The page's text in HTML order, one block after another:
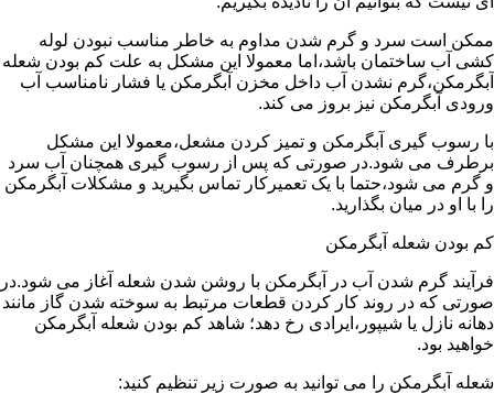
ممکن است سرد و گرم شدن مداوم به خاطر مناسب نبودن لوله
کشی آب ساختمان باشد،اما معمولا این مشکل به علت کم بودن شعله
آبگرمکن،گرم نشدن آب داخل مخزن آبگرمکن یا فشار نامناسب آب
ورودی آبگرمکن نیز بروز می کند.
با رسوب گیری آبگرمکن و تمیز کردن مشعل،معمولا این مشکل
برطرف می شود.در صورتی که پس از رسوب گیری همچنان آب سرد
و گرم می شود،حتما با یک تعمیرکار تماس بگیرید و مشکلات آبگرمکن
را با او در میان بگذارید.
کم بودن شعله آبگرمکن
فرآیند گرم شدن آب در آبگرمکن با روشن شدن شعله آغاز می شود.در
صورتی که در روند کار کردن قطعات مرتبط به سوخته شدن گاز مانند
دهانه نازل یا شیپور،ایرادی رخ دهد؛ شاهد کم بودن شعله آبگرمکن
خواهید بود.
شعله آبگرمکن را می توانید به صورت زیر تنظیم کنید: